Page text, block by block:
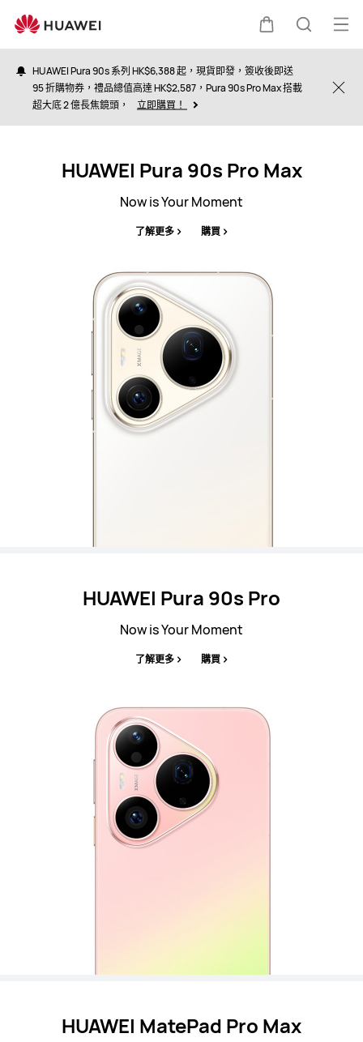
購
物
蒐
索
打
選
HUAWEI Pura 90s 系列 HK$6,388 起，現貨即發，簽收後即送
95 折購物券，禮品總值高達 HK$2,587，Pura 90s Pro Max 搭載
超大底 2 億長焦鏡頭，
立即購買！
HUAWEI Pura 90s Pro Max
Now is Your Moment
了解更多 購買
HUAWEI Pura 90s Pro
Now is Your Moment
了解更多 購買
HUAWEI MatePad Pro Max